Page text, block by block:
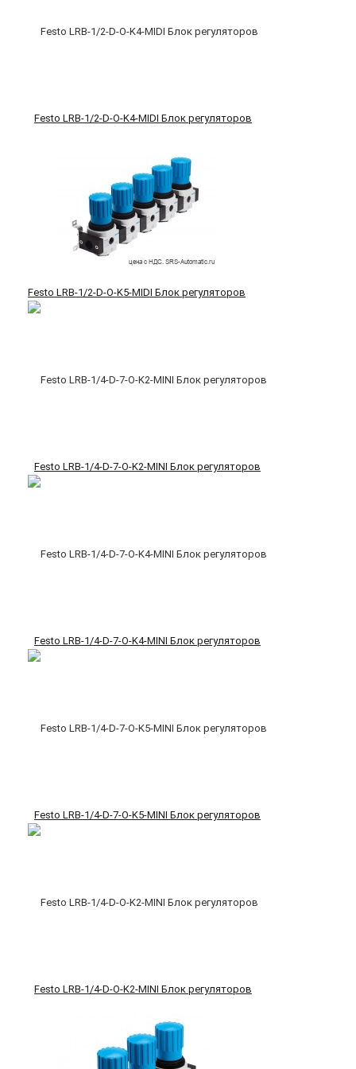
Festo LRB-1/2-D-O-K4-MIDI Блок регуляторов
Festo LRB-1/2-D-O-K5-MIDI Блок регуляторов
Festo LRB-1/4-D-7-O-K2-MINI Блок регуляторов
Festo LRB-1/4-D-7-O-K4-MINI Блок регуляторов
Festo LRB-1/4-D-7-O-K5-MINI Блок регуляторов
Festo LRB-1/4-D-O-K2-MINI Блок регуляторов